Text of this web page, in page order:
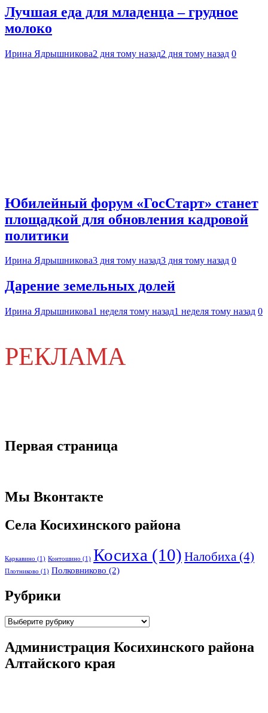
Лучшая еда для младенца – грудное
молоко
Ирина Ядрышникова2 дня тому назад2 дня тому назад 0
Юбилейный форум «ГосСтарт» станет
площадкой для обновления кадровой
политики
Ирина Ядрышникова3 дня тому назад3 дня тому назад 0
Дарение земельных долей
Ирина Ядрышникова1 неделя тому назад1 неделя тому назад 0
РЕКЛАМА
Первая страница
Мы Вконтакте
Села Косихинского района
Каркавино (1) Контошино (1) Косиха (10) Налобиха (4)
Плотниково (1) Полковниково (2)
Рубрики
Рубрики
Администрация Косихинского района
Алтайского края